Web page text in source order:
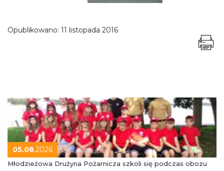
Opublikowano: 11 listopada 2016
05.08.2026
Młodzieżowa Drużyna Pożarnicza szkoli się podczas obozu